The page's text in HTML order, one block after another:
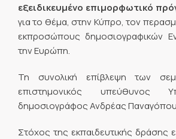
εξειδικευμένο επιμορφωτικό
για το θέμα, στην Κύπρο, τον
εκπροσώπους δημοσιογραφικών
την Ευρώπη.
Τη συνολική επίβλεψη των
επιστημονικός υπεύθυνος
δημοσιογράφος Ανδρέας
Στόχος της εκπαιδευτικής δράσης